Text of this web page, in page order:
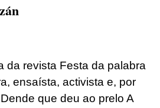
da revista Festa da palabra
ensaísta, activista e, por
que deu ao prelo A